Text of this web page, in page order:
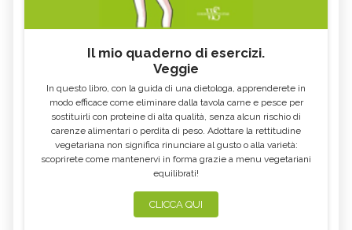
Il mio quaderno di esercizi.
Veggie
In questo libro, con la guida di una dietologa, apprenderete in
modo efficace come eliminare dalla tavola carne e pesce per
sostituirli con proteine di alta qualità, senza alcun rischio di
carenze alimentari o perdita di peso. Adottare la rettitudine
vegetariana non significa rinunciare al gusto o alla varietà:
scoprirete come mantenervi in forma grazie a menu vegetariani
equilibrati!
CLICCA QUI